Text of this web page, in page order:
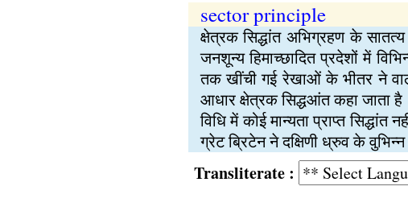
sector principle
क्षेत्रक सिद्धांत अभिग्रहण के सातत्य
जनशून्य हिमाच्छादित प्रदेशों में
तक खींची गई रेखाओं के भीतर ने
आधार क्षेत्रक सिद्धआंत कहा जाता है ।
विधि में कोई मान्यता प्राप्त
ग्रेट ब्रिटेन ने दक्षिणी ध्रुव के
Transliterate :